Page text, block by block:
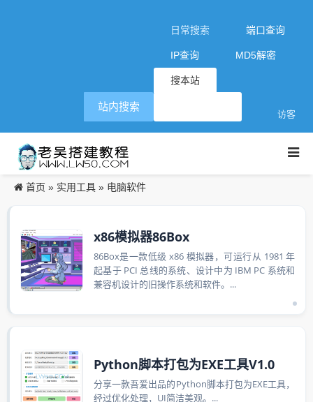
日常搜索 端口查询
IP查询 MD5解密
搜本站
访客
站内搜索
首页 » 实用工具 » 电脑软件
x86模拟器86Box
86Box是一款低级 x86 模拟器，可运行从 1981 年
起基于 PCI 总线的系统、设计中为 IBM PC 系统和
兼容机设计的旧操作系统和软件。...
Python脚本打包为EXE工具V1.0
分享一款吾爱出品的Python脚本打包为EXE工具，
经过优化处理，UI简洁美观。...